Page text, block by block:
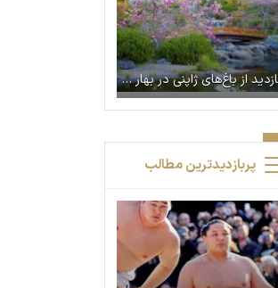
بازدید از باغ‌های ژاپنی در بهار | هنر و طبیعت در یک قاب
پربازدیدترین مطالب